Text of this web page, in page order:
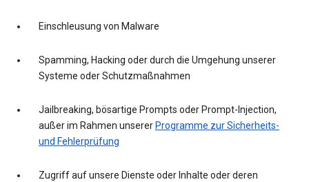
Einschleusung von Malware
Spamming, Hacking oder durch die Umgehung unserer
Systeme oder Schutzmaßnahmen
Jailbreaking, bösartige Prompts oder Prompt-Injection,
außer im Rahmen unserer Programme zur Sicherheits-
und Fehlerprüfung
Zugriff auf unsere Dienste oder Inhalte oder deren